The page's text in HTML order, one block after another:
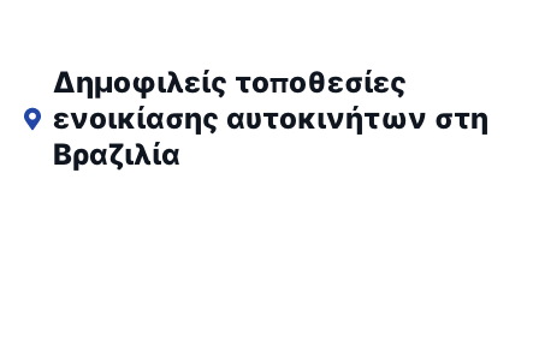
Δημοφιλείς τοποθεσίες
ενοικίασης αυτοκινήτων στη
Βραζιλία